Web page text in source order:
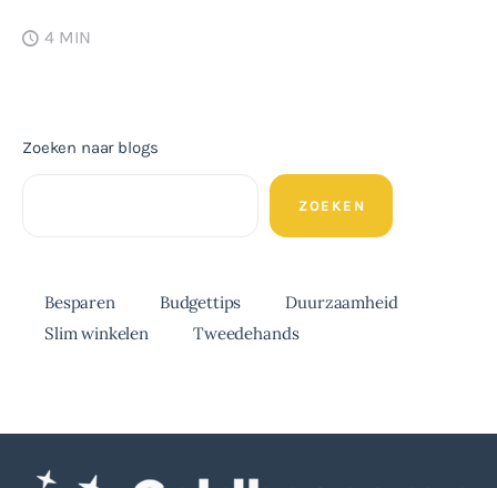
4 MIN
Zoeken naar blogs
ZOEKEN
Besparen Budgettips
Duurzaamheid
Slim winkelen
Tweedehands